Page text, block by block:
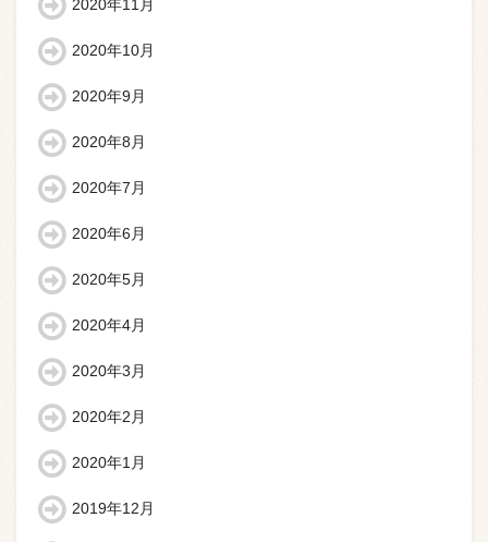
2020年11月
2020年10月
2020年9月
2020年8月
2020年7月
2020年6月
2020年5月
2020年4月
2020年3月
2020年2月
2020年1月
2019年12月